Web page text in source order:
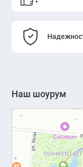
Наш шоурум